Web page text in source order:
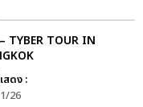
TYBER TOUR IN
สดง :
26